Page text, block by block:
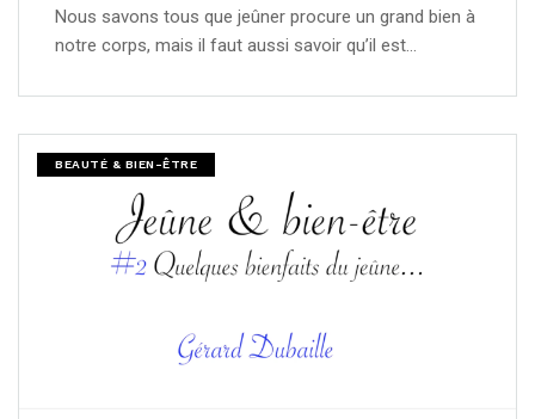
Nous savons tous que jeûner procure un grand bien à
notre corps, mais il faut aussi savoir qu’il est…
BEAUTÉ & BIEN-ÊTRE